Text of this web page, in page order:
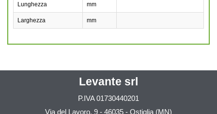
Lunghezza mm
Larghezza mm
Levante srl
P.IVA01730440201
Via del Lavoro, 9 - 46035 - Ostiglia (MN)